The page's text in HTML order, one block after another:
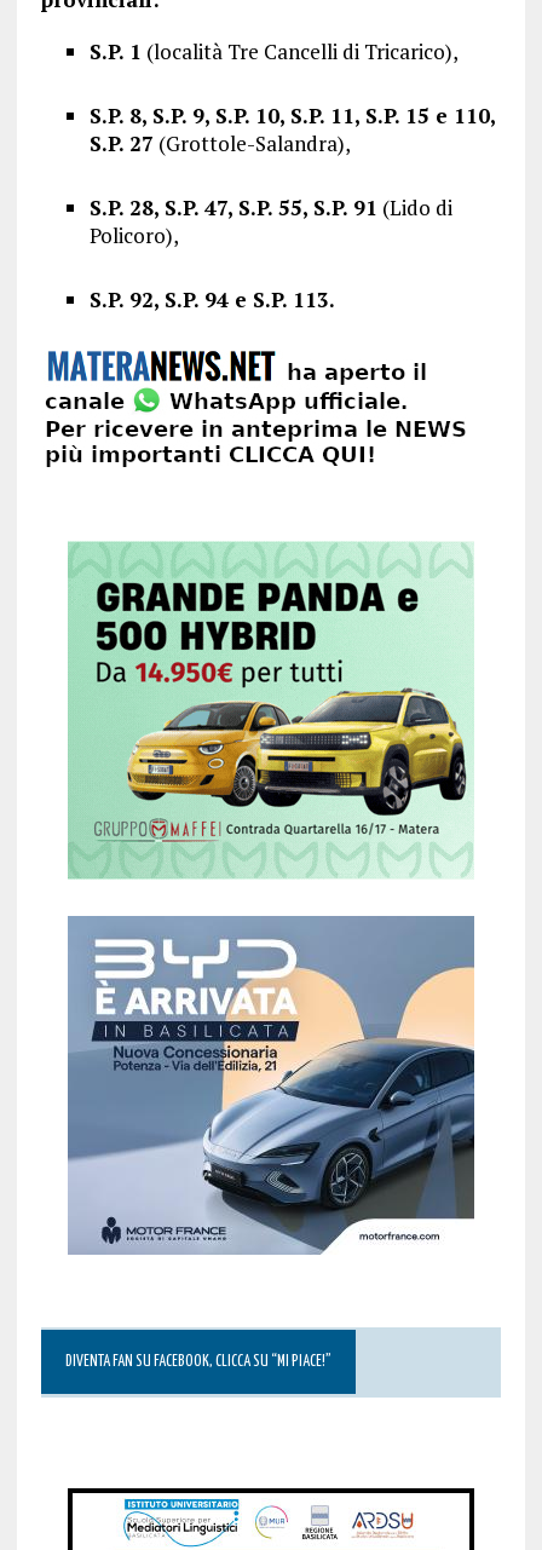
S.P. 1 (località Tre Cancelli di Tricarico),
S.P. 8, S.P. 9, S.P. 10, S.P. 11, S.P. 15 e 110,
S.P. 27 (Grottole-Salandra),
S.P. 28, S.P. 47, S.P. 55, S.P. 91 (Lido di
Policoro),
S.P. 92, S.P. 94 e S.P. 113.
DIVENTA FAN SU FACEBOOK, CLICCA SU “MI PIACE!”